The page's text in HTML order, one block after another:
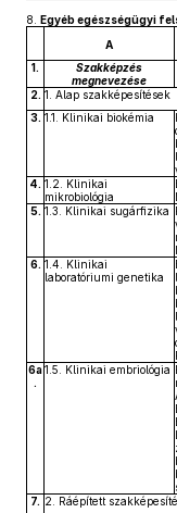
8. Egyéb egészségügyi
A
1.
Szakképzés
megnevezése
2. 1. Alap szakképesítések
3. 1.1. Klinikai biokémia
4. 1.2. Klinikai
mikrobiológia
5. 1.3. Klinikai sugárfizika
6. 1.4. Klinikai
laboratóriumi genetika
6a
.
1.5. Klinikai embriológia
7. 2. Ráépített